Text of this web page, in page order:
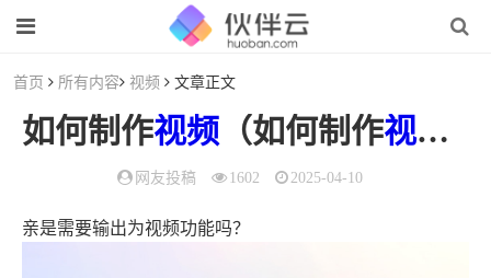
首页 所有内容 视频 文章正文
如何制作视频 （如何制作视频
网友投稿 1602 2025-04-10
亲是需要输出为视频功能吗？